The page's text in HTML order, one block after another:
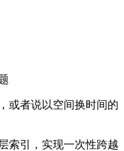
或者说以空间换时间的
索引，实现一次性跨越